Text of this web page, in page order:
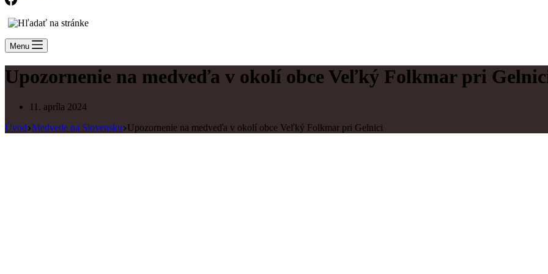
Menu
Upozornenie na medveďa v okolí obce Veľký Folkmar pri
11. apríla 2024
Úvod Medvede na Slovensku Upozornenie na medveďa v okolí obce Veľký Folkmar pri Gelnici